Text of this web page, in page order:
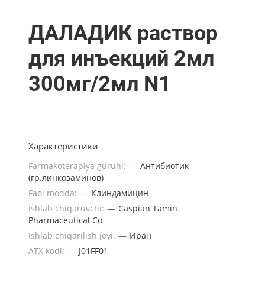
ДАЛАДИК раствор
для инъекций 2мл
300мг/2мл N1
Характеристики
Farmakoterapiya guruhi: — Антибиотик
(гр.линкозаминов)
Faol modda: — Клиндамицин
Ishlab chiqaruvchi: — Caspian Tamin
Pharmaceutical Co
Ishlab chiqarilish joyi: — Иран
ATX kodi: — J01FF01